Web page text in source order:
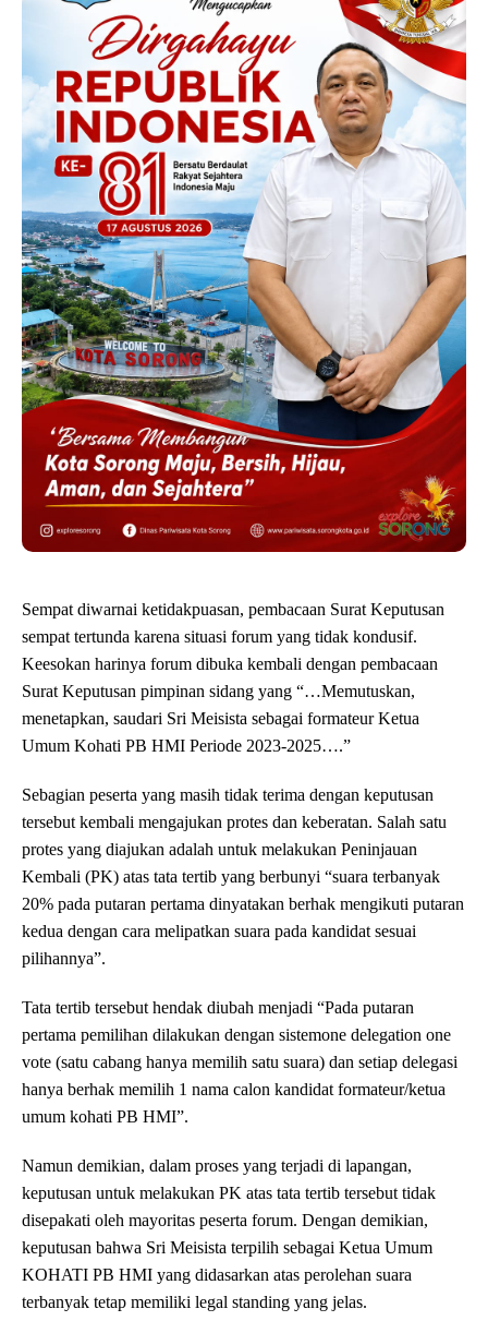
Sempat diwarnai ketidakpuasan, pembacaan Surat Keputusan
sempat tertunda karena situasi forum yang tidak kondusif.
Keesokan harinya forum dibuka kembali dengan pembacaan
Surat Keputusan pimpinan sidang yang “…Memutuskan,
menetapkan, saudari Sri Meisista sebagai formateur Ketua
Umum Kohati PB HMI Periode 2023-2025….”
Sebagian peserta yang masih tidak terima dengan keputusan
tersebut kembali mengajukan protes dan keberatan. Salah satu
protes yang diajukan adalah untuk melakukan Peninjauan
Kembali (PK) atas tata tertib yang berbunyi “suara terbanyak
20% pada putaran pertama dinyatakan berhak mengikuti putaran
kedua dengan cara melipatkan suara pada kandidat sesuai
pilihannya”.
Tata tertib tersebut hendak diubah menjadi “Pada putaran
pertama pemilihan dilakukan dengan sistemone delegation one
vote (satu cabang hanya memilih satu suara) dan setiap delegasi
hanya berhak memilih 1 nama calon kandidat formateur/ketua
umum kohati PB HMI”.
Namun demikian, dalam proses yang terjadi di lapangan,
keputusan untuk melakukan PK atas tata tertib tersebut tidak
disepakati oleh mayoritas peserta forum. Dengan demikian,
keputusan bahwa Sri Meisista terpilih sebagai Ketua Umum
KOHATI PB HMI yang didasarkan atas perolehan suara
terbanyak tetap memiliki legal standing yang jelas.